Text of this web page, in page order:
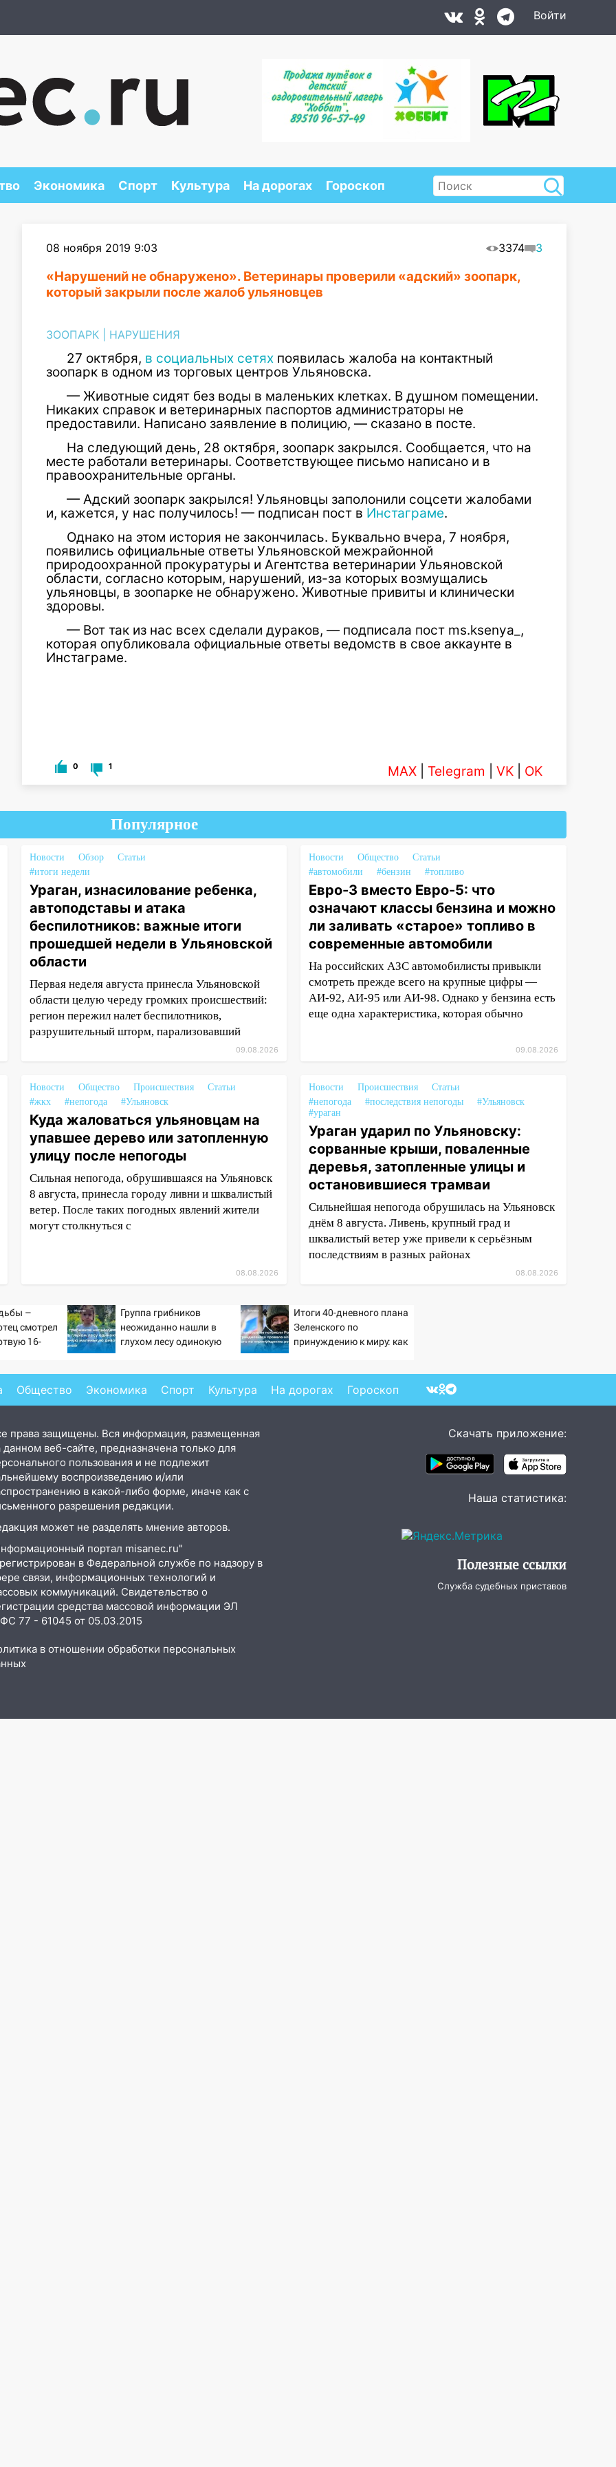
Войти
Экономика Спорт Культура На дорогах Гороскоп
08 ноября 2019 9:03 3374 3
«Нарушений не обнаружено». Ветеринары проверили «адский» зоопарк,
который закрыли после жалоб ульяновцев
ЗООПАРК НАРУШЕНИЯ
27 октября, в социальных сетях появилась жалоба на контактный
зоопарк в одном из торговых центров Ульяновска.
— Животные сидят без воды в маленьких клетках. В душном помещении.
Никаких справок и ветеринарных паспортов администраторы не
предоставили. Написано заявление в полицию, — сказано в посте.
На следующий день, 28 октября, зоопарк закрылся. Сообщается, что на
месте работали ветеринары. Соответствующее письмо написано и в
правоохранительные органы.
— Адский зоопарк закрылся! Ульяновцы заполонили соцсети жалобами
и, кажется, у нас получилось! — подписан пост в Инстаграме.
Однако на этом история не закончилась. Буквально вчера, 7 ноября,
появились официальные ответы Ульяновской межрайонной
природоохранной прокуратуры и Агентства ветеринарии Ульяновской
области, согласно которым, нарушений, из-за которых возмущались
ульяновцы, в зоопарке не обнаружено. Животные привиты и клинически
здоровы.
— Вот так из нас всех сделали дураков, — подписала пост ms.ksenya_,
которая опубликовала официальные ответы ведомств в свое аккаунте в
Инстаграме.
0 1 MAX Telegram VK OK
Популярное
Новости Обзор
Статьи
#итоги недели
Ураган, изнасилование ребенка,
автоподставы и атака
беспилотников: важные итоги
прошедшей недели в Ульяновской
области
Первая неделя августа принесла Ульяновской
области целую череду громких происшествий:
регион пережил налет беспилотников,
разрушительный шторм, парализовавший
09.08.2026
Новости Общество
Статьи
#автомобили
#бензин #топливо
Евро-3 вместо Евро-5: что
означают классы бензина и можно
ли заливать «старое» топливо в
современные автомобили
На российских АЗС автомобилисты привыкли
смотреть прежде всего на крупные цифры —
АИ-92, АИ-95 или АИ-98. Однако у бензина есть
еще одна характеристика, которая обычно
09.08.2026
Новости Общество Происшествия
Статьи
#жкх
#непогода #Ульяновск
Куда жаловаться ульяновцам на
упавшее дерево или затопленную
улицу после непогоды
Сильная непогода, обрушившаяся на Ульяновск
8 августа, принесла городу ливни и шквалистый
ветер. После таких погодных явлений жители
могут столкнуться с
08.08.2026
Новости Происшествия
Статьи
#непогода
#последствия непогоды
#Ульяновск
#ураган
Ураган ударил по Ульяновску:
сорванные крыши, поваленные
деревья, затопленные улицы и
остановившиеся трамваи
Сильнейшая непогода обрушилась на Ульяновск
днём 8 августа. Ливень, крупный град и
шквалистый ветер уже привели к серьёзным
последствиям в разных районах
08.08.2026
–
смотрел
16-
Группа грибников
неожиданно нашли в
глухом лесу одинокую
Итоги 40-дневного плана
Зеленского по
принуждению к миру: как
Украины от военкора
Коца
Общество Экономика Спорт Культура На дорогах Гороскоп
права защищены. Вся информация, размещенная
данном веб-сайте, предназначена только для
пользования и не подлежит
воспроизведению и/или
в какой-либо форме, иначе как с
разрешения редакции.
может не разделять мнение авторов.
портал misanec.ru"
в Федеральной службе по надзору в
связи, информационных технологий и
коммуникаций. Свидетельство о
средства массовой информации ЭЛ
77 - 61045 от 05.03.2015
в отношении обработки персональных
Скачать приложение:
Наша статистика:
Полезные ссылки
Служба судебных приставов